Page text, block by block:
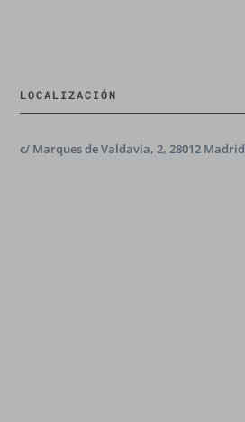
LOCALIZACIÓN
c/ Marques de Valdavia, 2, 28012 Madrid